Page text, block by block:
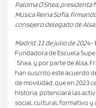
Paloma O’Shea,
Música Reina Sofía,
consejero delegado de Alsa.
Madrid, 11 de julio de 2024.-
Fundadora de Escuela
´Shea, y por parte de Alsa,
han suscrito este acuerdo
de movilidad, que en 2023
historia, potenciará las
social, cultural, formativo y